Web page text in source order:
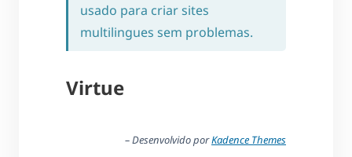
usado para criar sites
multilingues sem problemas.
Virtue
– Desenvolvido porKadence Themes